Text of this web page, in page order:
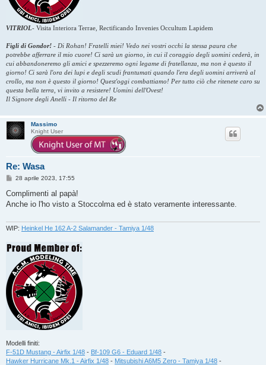
VITRIOL- Visita Interiora Terrae, Rectificando Invenies Occultum Lapidem
Figli di Gondor! - Di Rohan! Fratelli miei! Vedo nei vostri occhi la stessa paura che
potrebbe afferrare il mio cuore! Ci sarà un giorno, in cui il coraggio degli uomini cederà, in
cui abbandoneremo gli amici e spezzeremo ogni legame di fratellanza, ma non è questo il
giorno! Ci sarà l'ora dei lupi e degli scudi frantumati quando l'era degli uomini arriverà al
crollo, ma non è questo il giorno! Quest'oggi combattiamo! Per tutto ciò che ritenete caro su
questa bella terra, vi invito a resistere! Uomini dell'Ovest!
Il Signore degli Anelli - Il ritorno del Re
Massimo
Knight User
Re: Wasa
M
s
a
i
28 aprile 2023, 17:55
Complimenti al papà!
Anche io l'ho visto a Stoccolma ed è stato veramente interessante.
WIP: Heinkel He 162 A-2 Salamander - Tamiya 1/48
Modelli finiti:
F-51D Mustang - Airfix 1/48 - Bf-109 G6 - Eduard 1/48 -
Hawker Hurricane Mk.1 - Airfix 1/48 - Mitsubishi A6M5 Zero - Tamiya 1/48 -